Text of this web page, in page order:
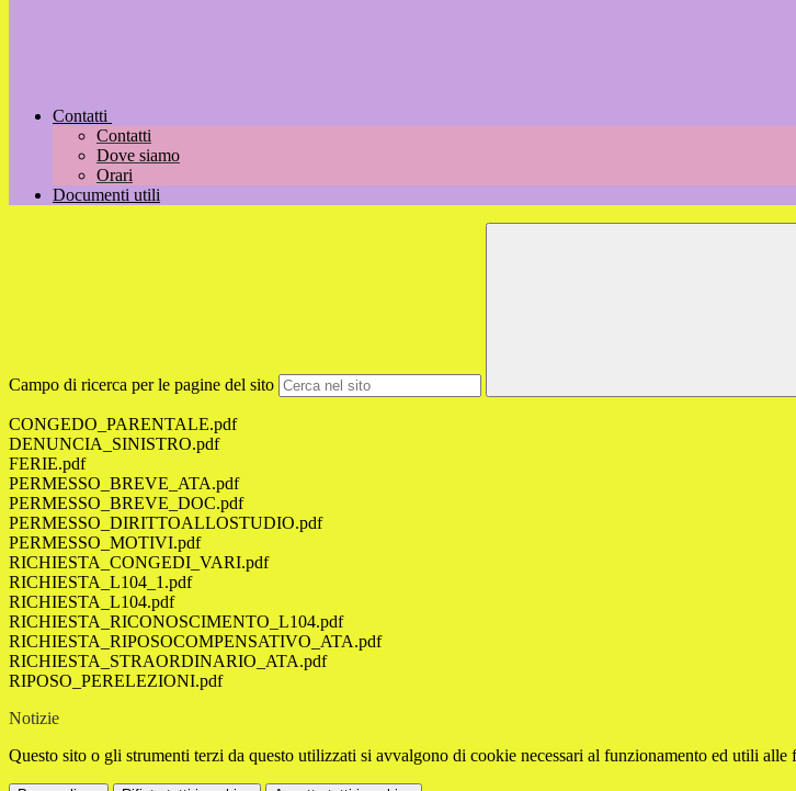
Contatti
Contatti
Dove siamo
Orari
Documenti utili
Campo di ricerca per le pagine del sito
CONGEDO_PARENTALE.pdf
DENUNCIA_SINISTRO.pdf
FERIE.pdf
PERMESSO_BREVE_ATA.pdf
PERMESSO_BREVE_DOC.pdf
PERMESSO_DIRITTOALLOSTUDIO.pdf
PERMESSO_MOTIVI.pdf
RICHIESTA_CONGEDI_VARI.pdf
RICHIESTA_L104_1.pdf
RICHIESTA_L104.pdf
RICHIESTA_RICONOSCIMENTO_L104.pdf
RICHIESTA_RIPOSOCOMPENSATIVO_ATA.pdf
RICHIESTA_STRAORDINARIO_ATA.pdf
RIPOSO_PERELEZIONI.pdf
Notizie
Questo sito o gli strumenti terzi da questo utilizzati si avvalgono di cookie necessari al funzionamento ed utili alle